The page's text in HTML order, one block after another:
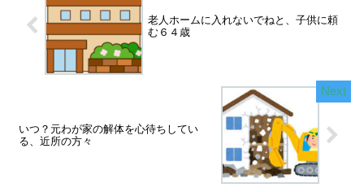
老人ホームに入れないでねと、子供に頼
む６４歳
いつ？元わが家の解体を心待ちしてい
る、近所の方々